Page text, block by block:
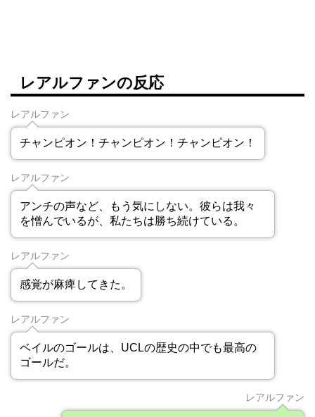
レアルファンの反応
レアルファン
チャンピオン！チャンピオン！チャンピオン！
レアルファン
アンチの声など、もう気にしない。彼らは我々
を憎んでいるが、私たちは勝ち続けている。
レアルファン
感覚が麻痺してきた。
レアルファン
ベイルのゴールは、UCLの歴史の中でも最高の
ゴールだ。
レアルファン